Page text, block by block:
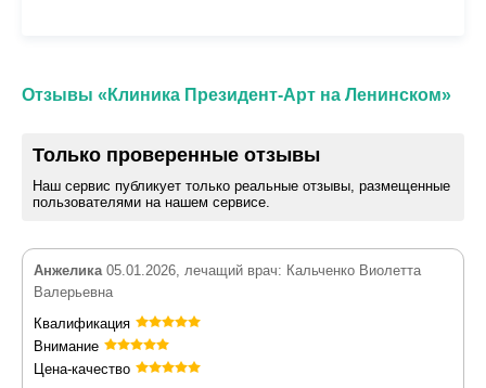
Отзывы «Клиника Президент-Арт на Ленинском»
Только проверенные отзывы
Наш сервис публикует только реальные отзывы, размещенные
пользователями на нашем сервисе.
Анжелика05.01.2026, лечащий врач: Кальченко Виолетта
Валерьевна
Квалификация
Внимание
Цена-качество